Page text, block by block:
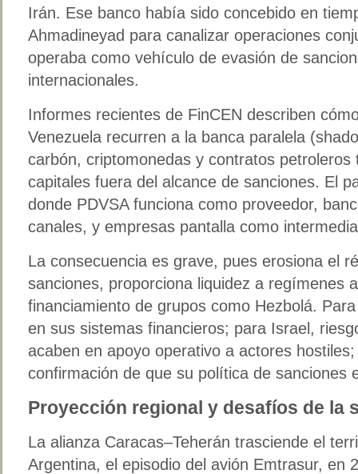
Irán. Ese banco había sido concebido en
Ahmadineyad para canalizar operaciones
operaba como vehículo de evasión de
internacionales.
Informes recientes de FinCEN describen
Venezuela recurren a la banca paralela
carbón, criptomonedas y contratos petroleros
capitales fuera del alcance de sanciones. El
donde PDVSA funciona como proveedor,
canales, y empresas pantalla como
La consecuencia es grave, pues erosiona el
sanciones, proporciona liquidez a regímenes
financiamiento de grupos como Hezbolá.
en sus sistemas financieros; para Israel,
acaben en apoyo operativo a actores
confirmación de que su política de sanciones
Proyección regional y desafíos de la
La alianza Caracas–Teherán trasciende el
Argentina, el episodio del avión Emtrasur, en